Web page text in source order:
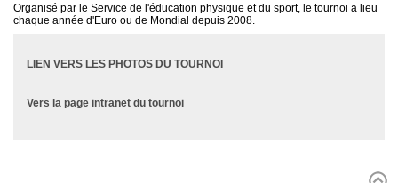
Organisé par le Service de l'éducation physique et du sport, le tournoi a lieu
chaque année d'Euro ou de Mondial depuis 2008.
LIEN VERS LES PHOTOS DU TOURNOI
Vers la page intranet du tournoi